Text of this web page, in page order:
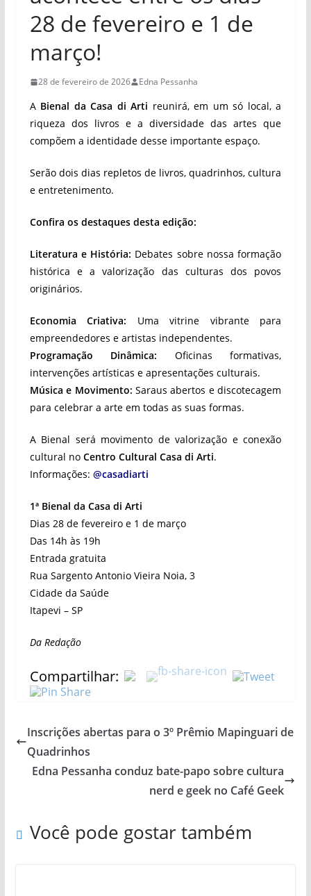
28 de fevereiro e 1 de
março!
28 de fevereiro de 2026 Edna Pessanha
A Bienal da Casa di Arti reunirá, em um só local, a
riqueza dos livros e a diversidade das artes que
compõem a identidade desse importante espaço.
Serão dois dias repletos de livros, quadrinhos, cultura
e entretenimento.
Confira os destaques desta edição:
Literatura e História: Debates sobre nossa formação
histórica e a valorização das culturas dos povos
originários.
Economia Criativa: Uma vitrine vibrante para
empreendedores e artistas independentes.
Programação Dinâmica: Oficinas formativas,
intervenções artísticas e apresentações culturais.
Música e Movimento: Saraus abertos e discotecagem
para celebrar a arte em todas as suas formas.
A Bienal será movimento de valorização e conexão
cultural no Centro Cultural Casa di Arti.
Informações: @casadiarti
1ª Bienal da Casa di Arti
Dias 28 de fevereiro e 1 de março
Das 14h às 19h
Entrada gratuita
Rua Sargento Antonio Vieira Noia, 3
Cidade da Saúde
Itapevi – SP
Da Redação
Compartilhar:
Inscrições abertas para o 3º Prêmio Mapinguari de
Quadrinhos
Edna Pessanha conduz bate-papo sobre cultura
nerd e geek no Café Geek
Você pode gostar também